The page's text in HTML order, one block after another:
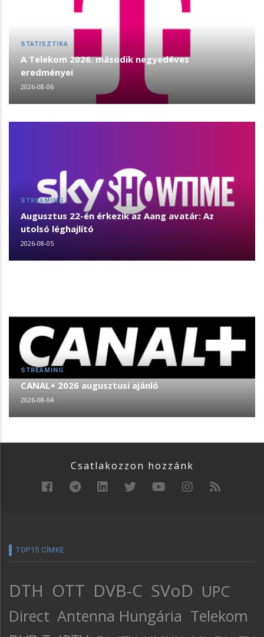
STATISZTIKA
A Telekom 2026. második negyedéves
eredményei
2026-08-06
STREAMING
Augusztus 22-én érkezik az Aang avatár: Az
utolsó léghajlító
2026-08-05
STREAMING
CANAL+ 2026 augusztusi ajánló
2026-08-04
Csatlakozzon hozzánk
TOP15 CÍMKE
DTH OTT DVB-C SVoD UPC
Direct Antenna Hungária Telekom